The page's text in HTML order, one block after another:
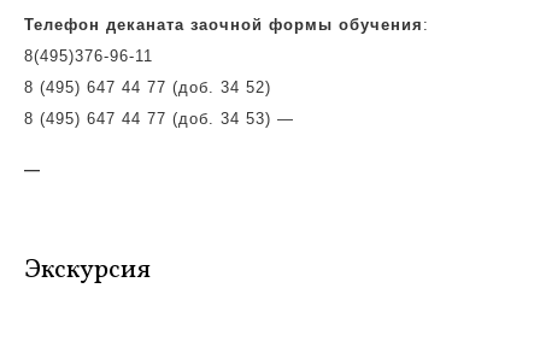
Телефон деканата заочной формы обучения :
8(495)376-96-11
8 (495) 647 44 77 (доб. 34 52)
8 (495) 647 44 77 (доб. 34 53) —
—
Экскурсия